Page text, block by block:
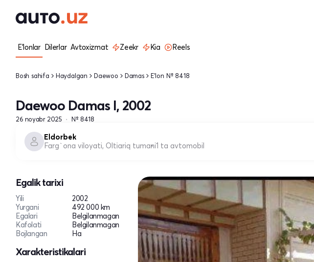
E'lonlar Dilerlar Avtoxizmat Zeekr Kia Reels
Bosh sahifa Haydalgan Daewoo Damas E'lon № 8418
Daewoo Damas I, 2002
26 noyabr 2025 № 8418
Eldorbek
Farg`ona viloyati, Oltiariq tumani1 ta avtomobil
Egalik tarixi
Yili
2002
Yurgani
492 000 km
Egalari
Belgilanmagan
Kafolati
Belgilanmagan
Bojlangan
Ha
Xarakteristikalari